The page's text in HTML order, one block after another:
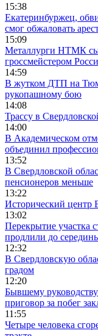
15:38
Екатеринбуржец,
смог обжаловать
15:09
Металлурги НТМК
гроссмейстером
14:59
В жутком ДТП на
рукопашному бою
14:08
Трассу в
14:00
В Академическом
объединил
13:52
В Свердловской
пенсионеров меньше
13:22
Исторический центр
13:02
Перекрытие участка
продлили до
12:32
В Свердловскую
градом
12:20
Бывшему
приговор за побег
11:55
Четыре человека